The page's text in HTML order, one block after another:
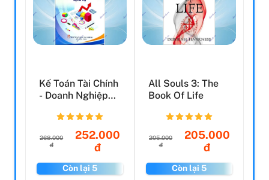
Kế Toán Tài Chính
- Doanh Nghiệp
268.000
đ
252.000
đ
Còn lại 5
All Souls 3: The
Book Of Life
205.000
đ
205.000
đ
Còn lại 5